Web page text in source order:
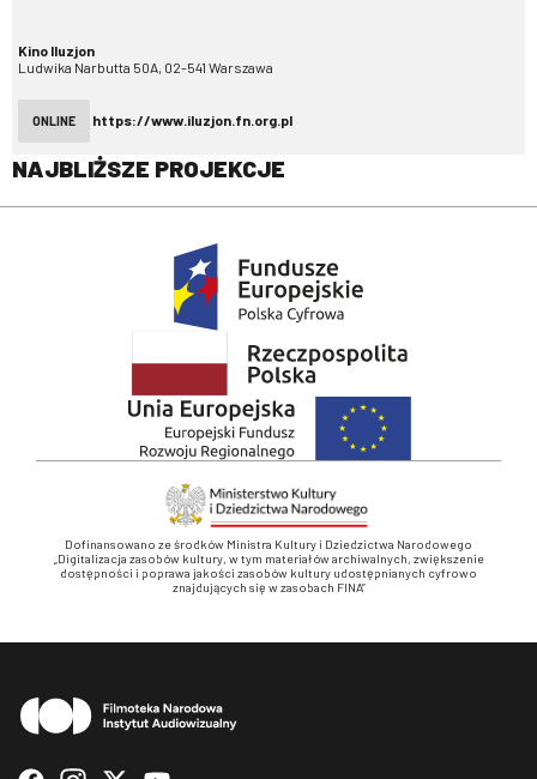
Kino Iluzjon
Ludwika Narbutta 50A, 02-541 Warszawa
ONLINE https://www.iluzjon.fn.org.pl
NAJBLIŻSZE PROJEKCJE
Dofinansowano ze środków Ministra Kultury i Dziedzictwa Narodowego
„Digitalizacja zasobów kultury, w tym materiałów archiwalnych, zwiększenie
dostępności i poprawa jakości zasobów kultury udostępnianych cyfrowo
znajdujących się w zasobach FINA”